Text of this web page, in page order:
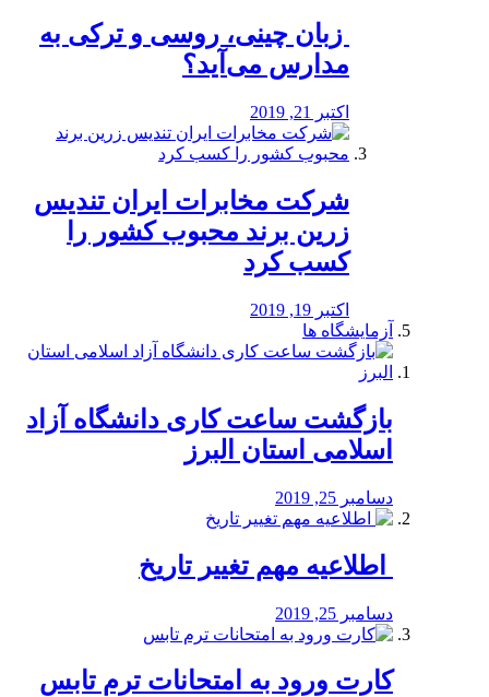
️ زبان چینی، روسی و ترکی به
مدارس می‌آید؟
اکتبر 21, 2019
شرکت مخابرات ایران تندیس
زرین برند محبوب کشور را
کسب کرد
اکتبر 19, 2019
آزمایشگاه ها
بازگشت ساعت کاری دانشگاه آزاد
اسلامی استان البرز
دسامبر 25, 2019
️ اطلاعیه مهم تغییر تاریخ
دسامبر 25, 2019
کارت ورود به امتحانات ترم تابس